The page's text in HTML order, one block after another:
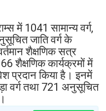
में 1041 सामान्य वर्ग,
जाति वर्ग के
शैक्षणिक सत्र
शैक्षणिक कार्यक्रमों में
प्रदान किया है। इनमें
वर्ग तथा 721 अनुसूचित